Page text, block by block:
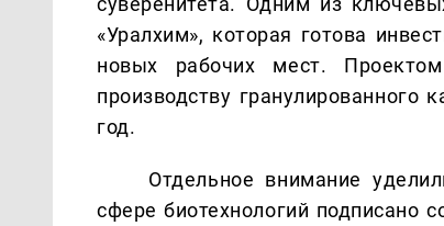
«Уралхим», которая готова
новых рабочих мест.
производству
год.
Отдельное внимание
сфере биотехнологий подписано